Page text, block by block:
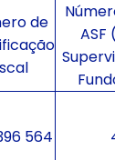
de
ASF
564